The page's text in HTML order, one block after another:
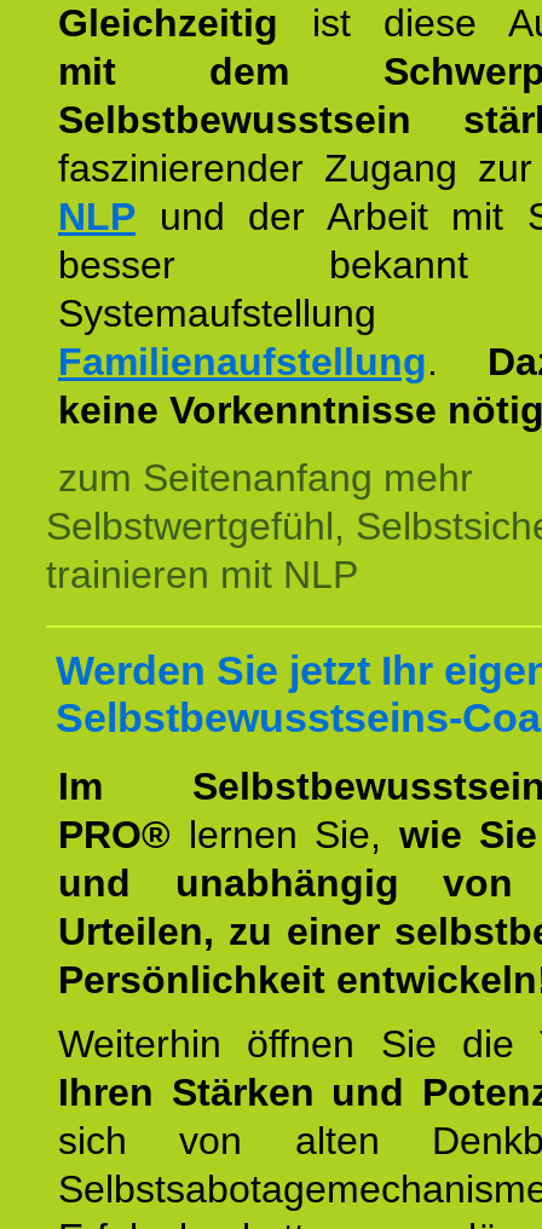
Gleichzeitig ist diese
mit dem
Selbstbewusstsein
faszinierender Zugang
NLP und der Arbeit mit
besser
Familienaufstellung.
keine Vorkenntnisse
zum Seitenanfang mehr
Selbstwertgefühl,
trainieren mit NLP
Werden Sie jetzt Ihr
Selbstbewusstseins-
Im
PRO® lernen Sie, wie
und unabhängig von
Urteilen, zu einer
Persönlichkeit
Weiterhin öffnen Sie
Ihren Stärken und
sich von alten